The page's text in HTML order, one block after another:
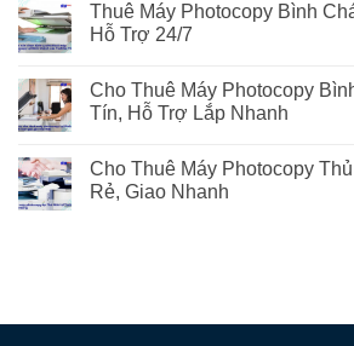
Thuê Máy Photocopy Bình
Hỗ Trợ 24/7
Cho Thuê Máy Photocopy
Tín, Hỗ Trợ Lắp Nhanh
Cho Thuê Máy Photocopy
Rẻ, Giao Nhanh